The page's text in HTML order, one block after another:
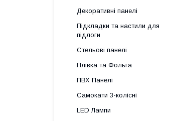
Декоративні панелі
Підкладки та настили для
підлоги
Стельові панелі
Плівка та Фольга
ПВХ Панелі
Самокати 3-колісні
LED Лампи